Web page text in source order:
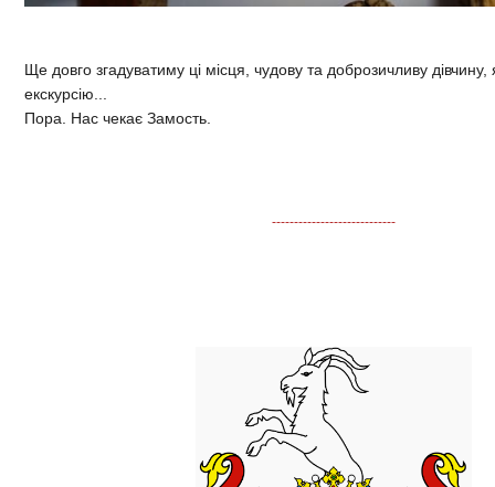
Ще довго згадуватиму ці місця, чудову та доброзичливу
екскурсію...
Пора. Нас чекає Замость.
----------------------------